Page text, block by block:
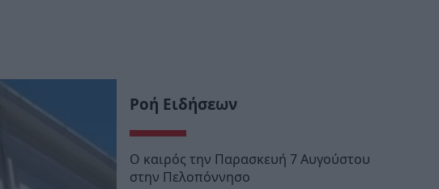
Ροή Ειδήσεων
Ο καιρός την Παρασκευή 7 Αυγούστου
στην Πελοπόννησο